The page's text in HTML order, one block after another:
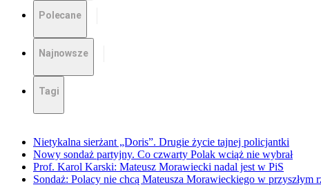
Polecane
Najnowsze
Tagi
Nietykalna sierżant „Doris”. Drugie życie tajnej policjantki
Nowy sondaż partyjny. Co czwarty Polak wciąż nie wybrał
Prof. Karol Karski: Mateusz Morawiecki nadal jest w PiS
Sondaż: Polacy nie chcą Mateusza Morawieckiego w przyszłym